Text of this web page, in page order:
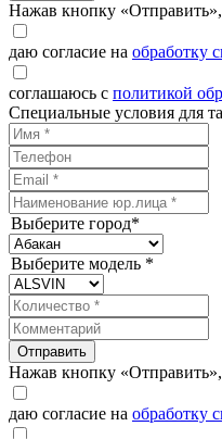
Нажав кнопку «Отправить»,
даю согласие на обработку
соглашаюсь с политикой
Специальные условия для
Выберите город*
Выберите модель *
Отправить
Нажав кнопку «Отправить»,
даю согласие на обработку